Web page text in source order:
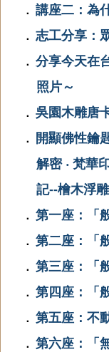
． 講座二：為
． 志工分享：
． 分享今天在
照片～
． 吳園木雕唐
．
開顯佛性鑰
解密 ‧ 梵華
記--檜木浮
． 第一座：「
． 第二座：「
． 第三座：「
． 第四座：「
． 第五座：不
． 第六座：「